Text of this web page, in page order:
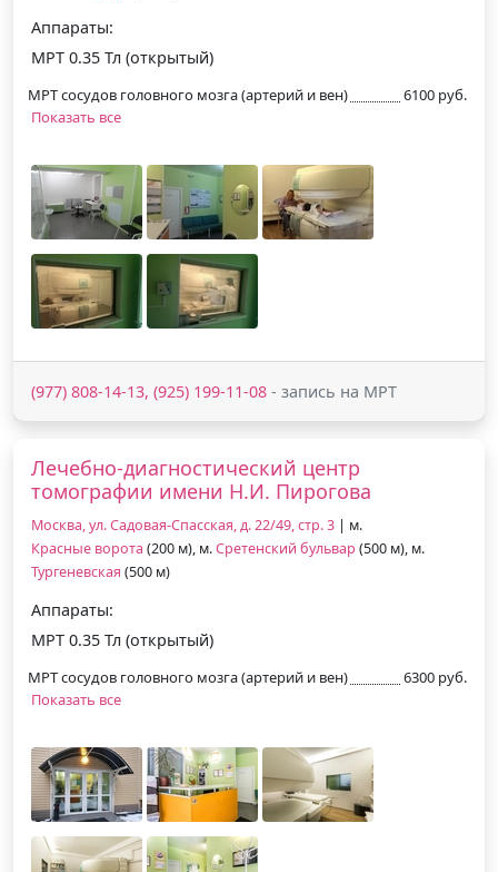
Аппараты:
МРТ 0.35 Тл (открытый)
МРТ сосудов головного мозга (артерий и вен)
6100 руб.
Показать все
(977) 808-14-13, (925) 199-11-08 - запись на МРТ
Лечебно-диагностический центр
томографии имени Н.И. Пирогова
Москва, ул. Садовая-Спасская, д. 22/49, стр. 3 | м.
Красные ворота (200 м), м.Сретенский бульвар (500 м), м.
Тургеневская (500 м)
Аппараты:
МРТ 0.35 Тл (открытый)
МРТ сосудов головного мозга (артерий и вен)
6300 руб.
Показать все